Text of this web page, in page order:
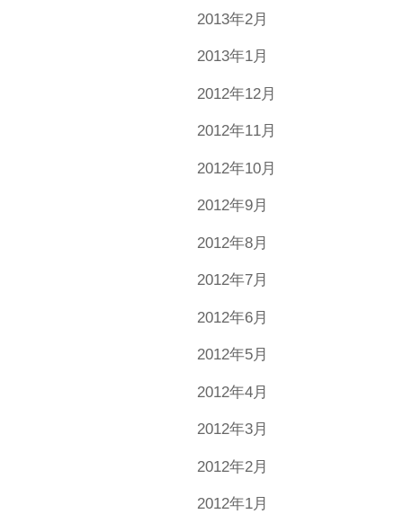
2013年2月
2013年1月
2012年12月
2012年11月
2012年10月
2012年9月
2012年8月
2012年7月
2012年6月
2012年5月
2012年4月
2012年3月
2012年2月
2012年1月